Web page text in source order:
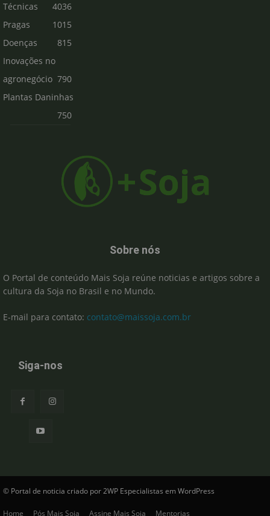
Técnicas
4036
Pragas
1015
Doenças
815
Inovações no
agronegócio 790
Plantas Daninhas
750
Sobre nós
O Portal de conteúdo Mais Soja reúne noticias e artigos sobre a
cultura da Soja no Brasil e no Mundo.
E-mail para contato: contato@maissoja.com.br
Siga-nos
© Portal de noticia criado por 2WP Especialistas em WordPress
Home Pós Mais Soja Assine Mais Soja Mentorias